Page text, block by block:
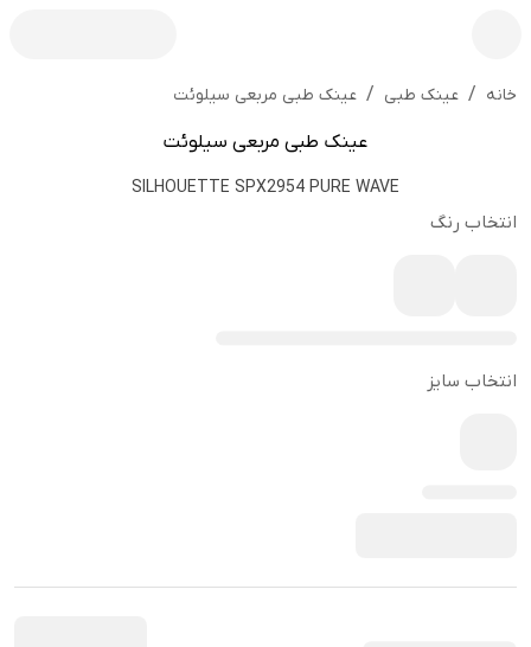
خانه / عینک طبی / عینک طبی مربعی سیلوئت
عینک طبی مربعی سیلوئت
SILHOUETTE SPX2954 PURE WAVE
انتخاب رنگ
انتخاب سایز